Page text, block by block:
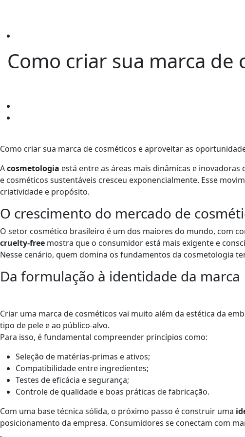
Como criar sua marca
Como criar sua marca de cosméticos e aproveitar as
Acosmetologia está entre as áreas mais dinâmicas e
e cosméticos sustentáveis cresceu exponencialmente. Esse
criatividade e propósito.
O crescimento do mercado de
O setor cosmético brasileiro é um dos maiores do mundo, com
cruelty-free mostra que o consumidor está mais exigente e
Nesse cenário, quem domina os fundamentos da cosmetologia
Da formulação à identidade da marca
Criar uma marca de cosméticos vai muito além da estética da
tipo de pele e ao público-alvo.
Para isso, é fundamental compreender princípios como:
Seleção de matérias-primas e ativos;
Compatibilidade entre ingredientes;
Testes de eficácia e segurança;
Controle de qualidade e boas práticas de fabricação.
Com uma base técnica sólida, o próximo passo é construir uma
posicionamento da empresa. Consumidores se conectam com